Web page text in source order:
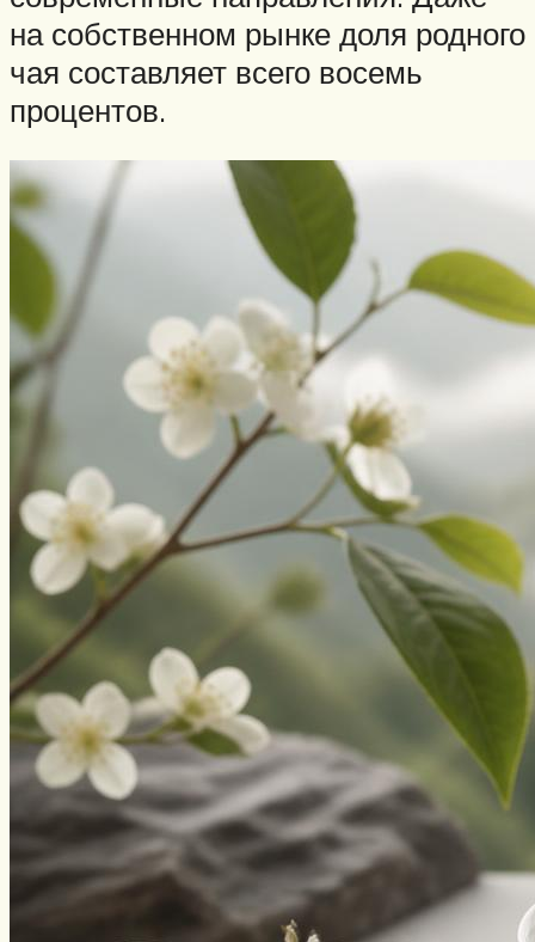
на собственном рынке доля родного
чая составляет всего восемь
процентов.